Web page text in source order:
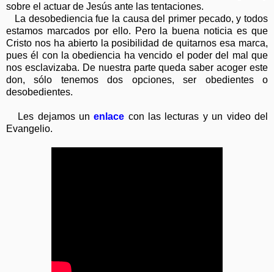
sobre el actuar de Jesús ante las tentaciones.
La desobediencia fue la causa del primer pecado, y todos
estamos marcados por ello. Pero la buena noticia es que
Cristo nos ha abierto la posibilidad de quitarnos esa marca,
pues él con la obediencia ha vencido el poder del mal que
nos esclavizaba. De nuestra parte queda saber acoger este
don, sólo tenemos dos opciones, ser obedientes o
desobedientes.
Les dejamos unenlace con las lecturas y un video del
Evangelio.